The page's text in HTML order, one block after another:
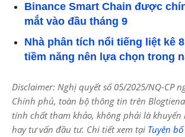
Binance Smart Chain được
mắt vào đầu tháng 9
Nhà phân tích nổi tiếng liệt kê
tiềm năng nên lựa chọn trong
Disclaimer: Nghị quyết số 05/2025/NQ-CP
Chính phủ, toàn bộ thông tin trên
tính chất tham khảo, không phải là
hay tư vấn đầu tư. Chi tiết xem tại Tuyên